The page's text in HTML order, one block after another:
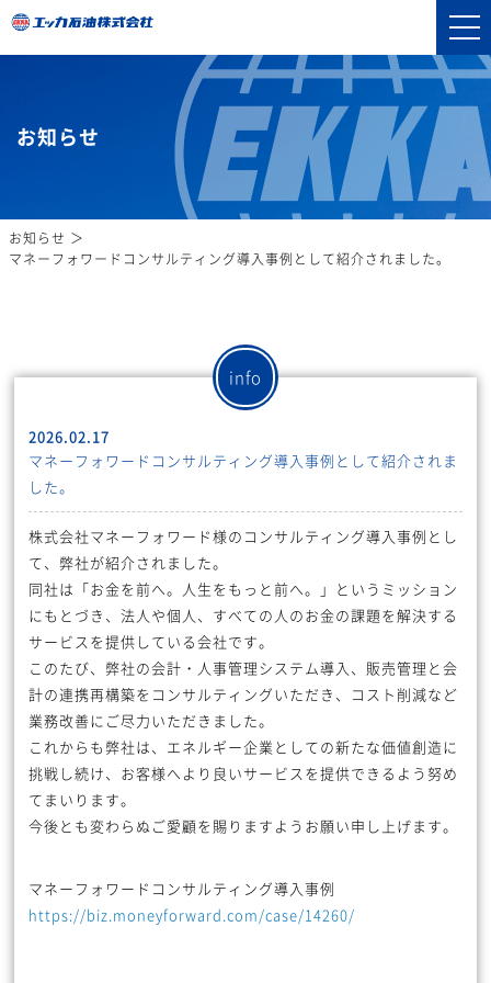
お知らせ
お知らせ
マネーフォワードコンサルティング導入事例として紹介されました。
info
2026.02.17
マネーフォワードコンサルティング導入事例として紹介されま
した。
株式会社マネーフォワード様のコンサルティング導入事例とし
て、弊社が紹介されました。
同社は「お金を前へ。人生をもっと前へ。」というミッション
にもとづき、法人や個人、すべての人のお金の課題を解決する
サービスを提供している会社です。
このたび、弊社の会計・人事管理システム導入、販売管理と会
計の連携再構築をコンサルティングいただき、コスト削減など
業務改善にご尽力いただきました。
これからも弊社は、エネルギー企業としての新たな価値創造に
挑戦し続け、お客様へより良いサービスを提供できるよう努め
てまいります。
今後とも変わらぬご愛顧を賜りますようお願い申し上げます。
マネーフォワードコンサルティング導入事例
https://biz.moneyforward.com/case/14260/